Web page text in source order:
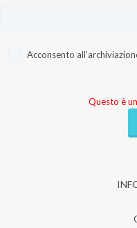
Acconsento
Questo è